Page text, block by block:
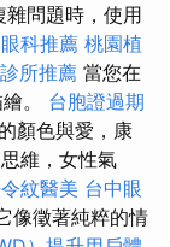
雜問題時，使用
眼科推薦 桃園植
所推薦 當您在
。 台胞證過期
顏色與愛，康
維，女性氣
紋醫美 台中眼
像徵著純粹的情